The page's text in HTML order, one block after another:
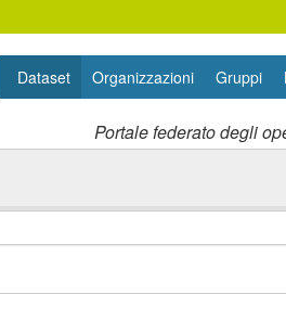
Portale federato degli
Dataset Organizzazioni Gruppi